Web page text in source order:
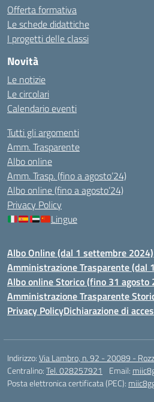
Offerta formativa
Le schede didattiche
I progetti delle classi
Novità
Le notizie
Le circolari
Calendario eventi
Tutti gli argomenti
Amm. Trasparente
Albo online
Amm. Trasp. (fino a agosto’24)
Albo online (fino a agosto’24)
Privacy Policy
Lingue
Albo Online (dal 1 settembre 2024)
Amministrazione Trasparente (dal
Albo online Storico (fino 31 agosto
Amministrazione Trasparente
Privacy PolicyDichiarazione di
Indirizzo:Via Lambro, n. 92 - 20089 -
Centralino:Tel. 028257921 Email:
Posta elettronica certificata (PEC):